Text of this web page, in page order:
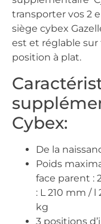
transporter vos 2
siège cybex
est et réglable sur
position à plat.
Cybex:
De la
Poids
face parent :
: L 210 mm /
kg
3 positions